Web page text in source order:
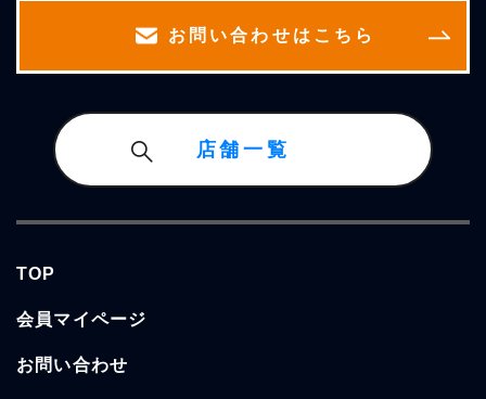
お問い合わせはこちら
店舗一覧
TOP
会員マイページ
お問い合わせ